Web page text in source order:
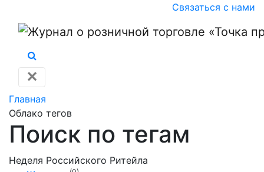
Связаться с нами
✕
Главная
Облако тегов
Поиск по тегам
Неделя Российского Ритейла